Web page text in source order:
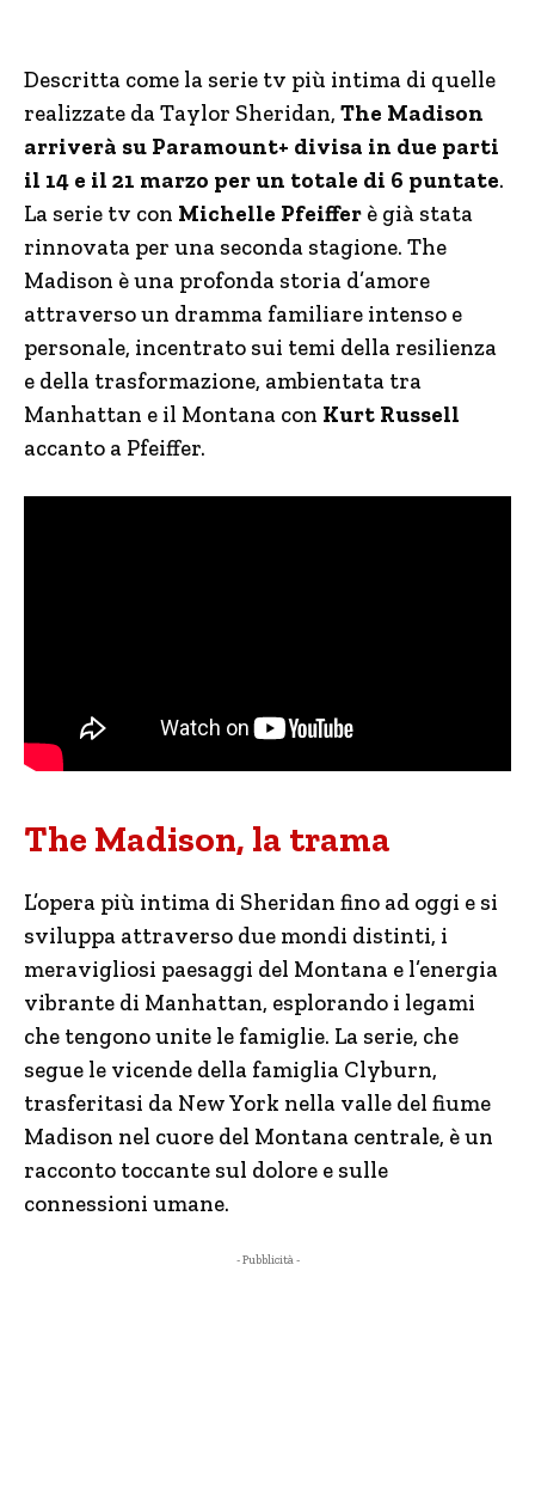
Descritta come la serie tv più intima di quelle
realizzate da Taylor Sheridan, The Madison
arriverà su Paramount+ divisa in due parti
il 14 e il 21 marzo per un totale di 6 puntate.
La serie tv con Michelle Pfeiffer è già stata
rinnovata per una seconda stagione. The
Madison è una profonda storia d’amore
attraverso un dramma familiare intenso e
personale, incentrato sui temi della resilienza
e della trasformazione, ambientata tra
Manhattan e il Montana con Kurt Russell
accanto a Pfeiffer.
The Madison, la trama
L’opera più intima di Sheridan fino ad oggi e si
sviluppa attraverso due mondi distinti, i
meravigliosi paesaggi del Montana e l’energia
vibrante di Manhattan, esplorando i legami
che tengono unite le famiglie. La serie, che
segue le vicende della famiglia Clyburn,
trasferitasi da New York nella valle del fiume
Madison nel cuore del Montana centrale, è un
racconto toccante sul dolore e sulle
connessioni umane.
- Pubblicità -